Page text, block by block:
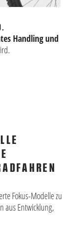
Handling und
Fokus-Modelle zu
aus Entwicklung,